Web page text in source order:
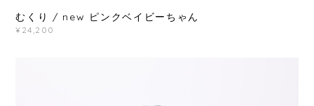
むくり / new ピンクベイビーちゃん
¥24,200